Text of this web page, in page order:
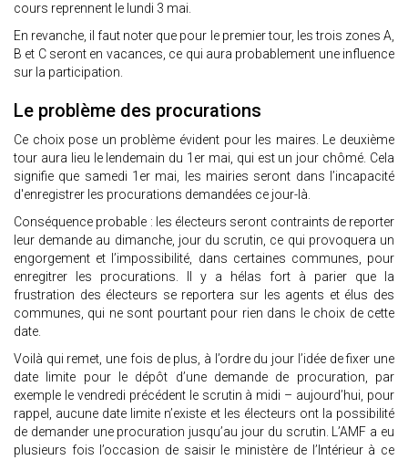
cours reprennent le lundi 3 mai.
En revanche, il faut noter que pour le premier tour, les trois zones A,
B et C seront en vacances, ce qui aura probablement une influence
sur la participation.
Le problème des procurations
Ce choix pose un problème évident pour les maires. Le deuxième
tour aura lieu le lendemain du 1er mai, qui est un jour chômé. Cela
signifie que samedi 1er mai, les mairies seront dans l’incapacité
d'enregistrer les procurations demandées ce jour-là.
Conséquence probable : les électeurs seront contraints de reporter
leur demande au dimanche, jour du scrutin, ce qui provoquera un
engorgement et l’impossibilité, dans certaines communes, pour
enregitrer les procurations. Il y a hélas fort à parier que la
frustration des électeurs se reportera sur les agents et élus des
communes, qui ne sont pourtant pour rien dans le choix de cette
date.
Voilà qui remet, une fois de plus, à l’ordre du jour l’idée de fixer une
date limite pour le dépôt d’une demande de procuration, par
exemple le vendredi précédent le scrutin à midi – aujourd’hui, pour
rappel, aucune date limite n’existe et les électeurs ont la possibilité
de demander une procuration jusqu’au jour du scrutin. L’AMF a eu
plusieurs fois l’occasion de saisir le ministère de l’Intérieur à ce